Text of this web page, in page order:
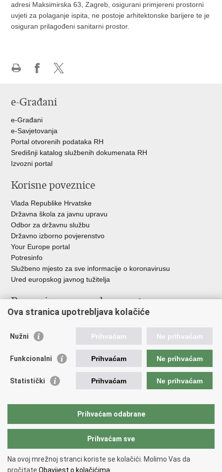
adresi Maksimirska 63, Zagreb, osigurani primjereni prostorni
uvjeti za polaganje ispita, ne postoje arhitektonske barijere te je
osiguran prilagođeni sanitarni prostor.
FacebookuTwitteru
e-Građani
e-Građani
e-Savjetovanja
Portal otvorenih podataka RH
Središnji katalog službenih dokumenata RH
Izvozni portal
Korisne poveznice
Vlada Republike Hrvatske
Državna škola za javnu upravu
Odbor za državnu službu
Državno izborno povjerenstvo
Your Europe portal
Potresinfo
Službeno mjesto za sve informacije o koronavirusu
Ured europskog javnog tužitelja
Poveznice pravosudnog sustava
Državno odvjetništvo
Ured za suzbijanje korupcije i organiziranog kriminaliteta
Državnoodvjetničko vijeće
Hrvatska odvjetnička komora
Europski pravosudni portal
Copyright © 2026 Ministarstvo pravosuđa, uprave i digitalne
transformacije Republike Hrvatske.
Ova stranica upotrebljava kolačiće
Nužni Prihvaćam Ne prihvaćam
Funkcionalni Prihvaćam Ne prihvaćam
Statistički Prihvaćam Ne prihvaćam
Prihvaćam odabrane
Prihvaćam sve
Na ovoj mrežnoj stranci koriste se kolačići. Molimo Vas da
pročitate Obavijest o kolačićima.